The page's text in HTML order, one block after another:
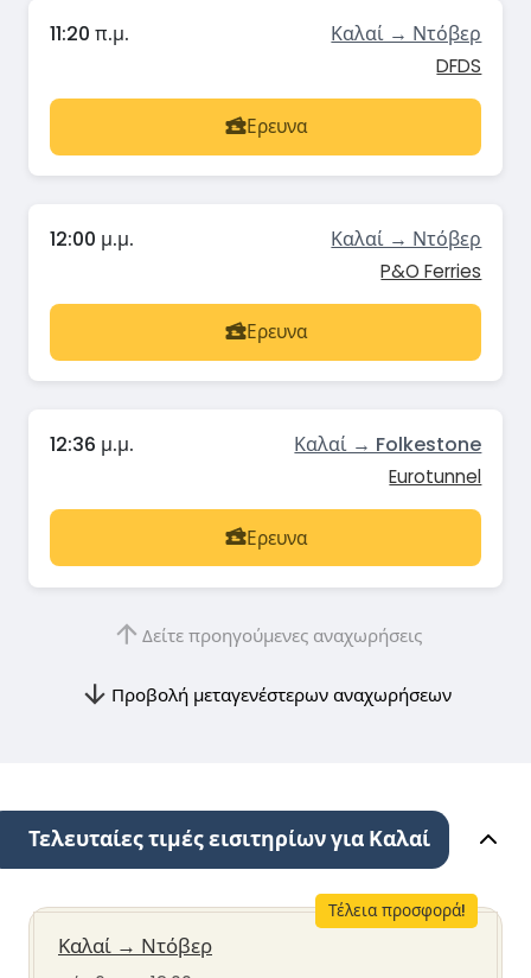
11:20 π.μ. Καλαί → Ντόβερ
DFDS
Ερευνα
12:00 μ.μ. Καλαί → Ντόβερ
P&O Ferries
Ερευνα
12:36 μ.μ. Καλαί → Folkestone
Eurotunnel
Ερευνα
Δείτε προηγούμενες αναχωρήσεις
Προβολή μεταγενέστερων αναχωρήσεων
Τελευταίες τιμές εισιτηρίων για Καλαί
Τέλεια προσφορά!
Καλαί → Ντόβερ